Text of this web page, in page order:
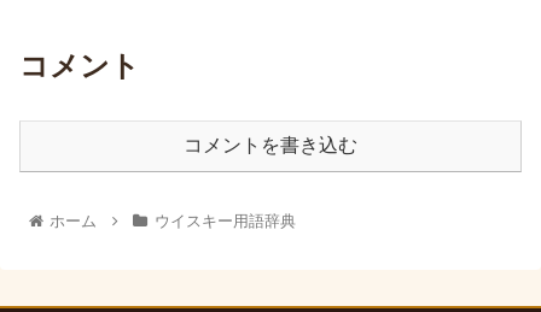
コメント
コメントを書き込む
ホーム ウイスキー用語辞典